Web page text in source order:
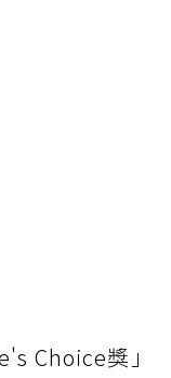
Choice獎」